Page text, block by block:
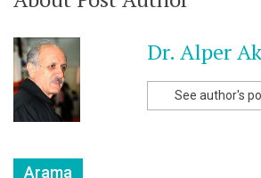
Dr. Alper
See author's
Arama